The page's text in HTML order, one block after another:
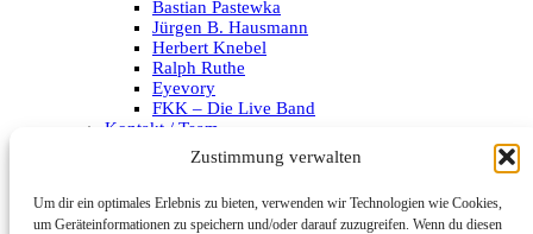
Zustimmung verwalten
Um dir ein optimales Erlebnis zu bieten, verwenden wir Technologien wie Cookies,
um Geräteinformationen zu speichern und/oder darauf zuzugreifen. Wenn du diesen
Bastian Pastewka
Jürgen B. Hausmann
Herbert Knebel
Ralph Ruthe
Eyevory
FKK – Die Live Band
Kontakt / Team
Datenschutzerklärung
Archiv